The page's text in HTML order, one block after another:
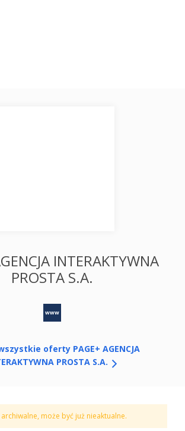
archiwalne, może być już nieaktualne.
INTERAKTYWNA
PROSTA S.A.
www
oferty PAGE+ AGENCJA
PROSTA S.A.